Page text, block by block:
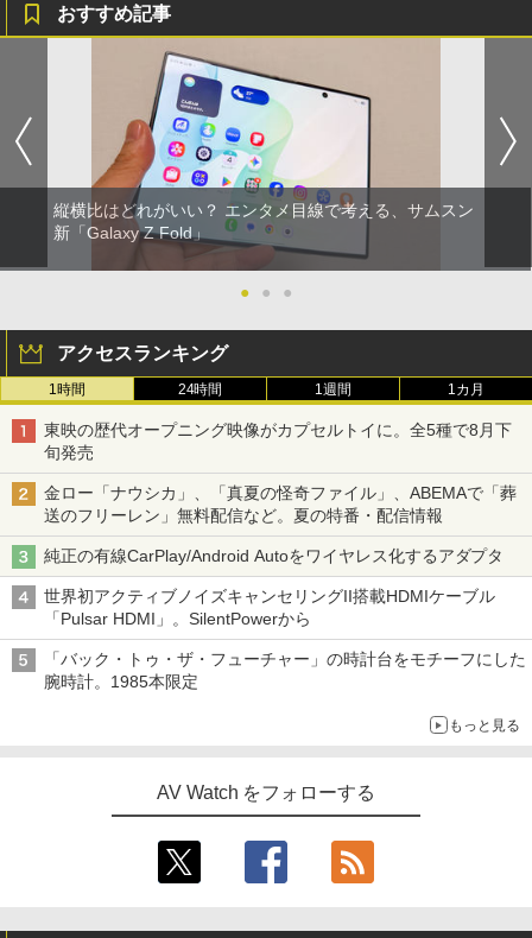
おすすめ記事
縦横比はどれがいい？ エンタメ目線で考える、サムスン
新「Galaxy Z Fold」
● ● ●
アクセスランキング
1時間 24時間 1週間 1カ月
東映の歴代オープニング映像がカプセルトイに。全5種で8月下
旬発売
金ロー「ナウシカ」、「真夏の怪奇ファイル」、ABEMAで「葬
送のフリーレン」無料配信など。夏の特番・配信情報
純正の有線CarPlay/Android Autoをワイヤレス化するアダプタ
世界初アクティブノイズキャンセリングII搭載HDMIケーブル
「Pulsar HDMI」。SilentPowerから
「バック・トゥ・ザ・フューチャー」の時計台をモチーフにした
腕時計。1985本限定
もっと見る
AV Watch をフォローする